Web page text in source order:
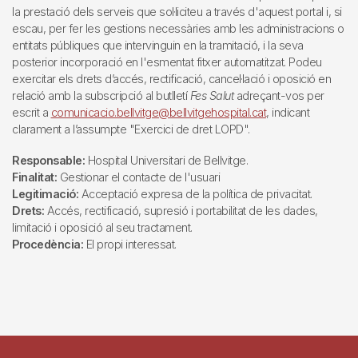
la prestació dels serveis que sol·liciteu a través d'aquest portal i, si
escau, per fer les gestions necessàries amb les administracions o
entitats públiques que intervinguin en la tramitació, i la seva
posterior incorporació en l'esmentat fitxer automatitzat. Podeu
exercitar els drets d’accés, rectificació, cancel·lació i oposició en
relació amb la subscripció al butlletí Fes Salutadreçant-vos per
escrit a comunicacio.bellvitge@bellvitgehospital.cat, indicant
clarament a l’assumpte "Exercici de dret LOPD".
Responsable: Hospital Universitari de Bellvitge.
Finalitat: Gestionar el contacte de l'usuari
Legitimació: Acceptació expresa de la política de privacitat.
Drets: Accés, rectificació, supresió i portabilitat de les dades,
limitació i oposició al seu tractament.
Procedència: El propi interessat.